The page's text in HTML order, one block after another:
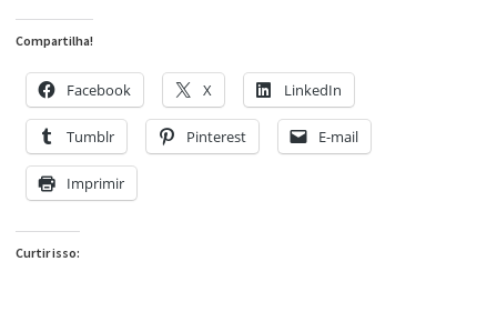
Compartilha!
Facebook X LinkedIn
Tumblr Pinterest E-mail
Imprimir
Curtir isso: